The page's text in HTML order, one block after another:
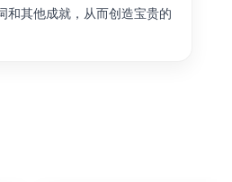
和其他成就，从而创造宝贵的